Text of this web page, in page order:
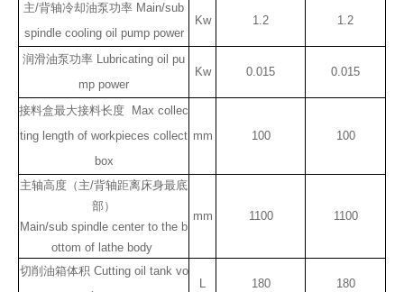
主/背轴冷却油泵功率 Main/sub
spindle cooling oil pump power
Kw 1.2 1.2
润滑油泵功率 Lubricating oil pu
mp power
Kw 0.015 0.015
接料盒最大接料长度 Max collec
ting length of workpieces collect
box
mm 100 100
主轴高度（主/背轴距离床身最底
部）
Main/sub spindle center to the b
ottom of lathe body
mm 1100 1100
切削油箱体积 Cutting oil tank vo
L 180 180